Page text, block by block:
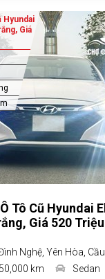
Hyundai
Giá
Tô Cũ Hyundai
Giá 520 Triệu
Nghệ, Yên Hòa,
50,000 km Sedan